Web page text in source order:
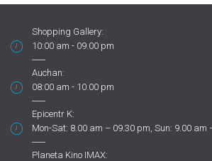
Shopping Gallery:
10:00 am - 09.00 pm
Auchan:
08:00 am - 10.00 pm
Epicentr K:
Mon-Sat: 8.00 am – 09.30 pm, Sun: 9.00 am
Planeta Kino IMAX: